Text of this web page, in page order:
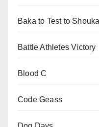
Baka to Test to
Battle Athletes Victory
Blood C
Code Geass